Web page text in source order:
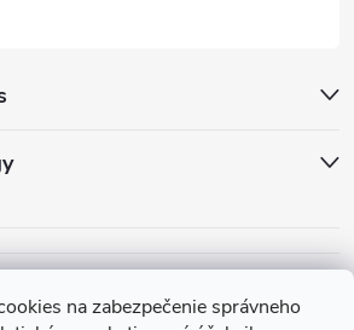
na zabezpečenie správneho